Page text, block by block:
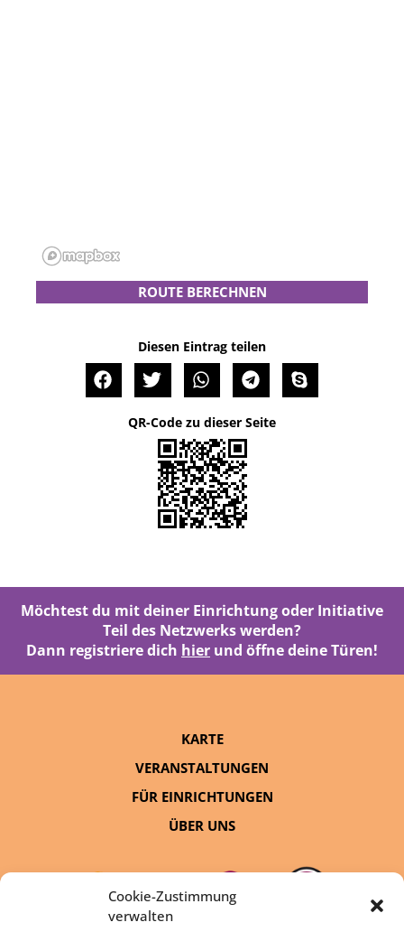
Cookie-Zustimmung
verwalten
ROUTE BERECHNEN
Diesen Eintrag teilen
QR-Code zu dieser Seite
Möchtest du mit deiner Einrichtung oder Initiative
Teil des Netzwerks werden?
Dann registriere dich hier und öffne deine Türen!
KARTE
VERANSTALTUNGEN
FÜR EINRICHTUNGEN
ÜBER UNS